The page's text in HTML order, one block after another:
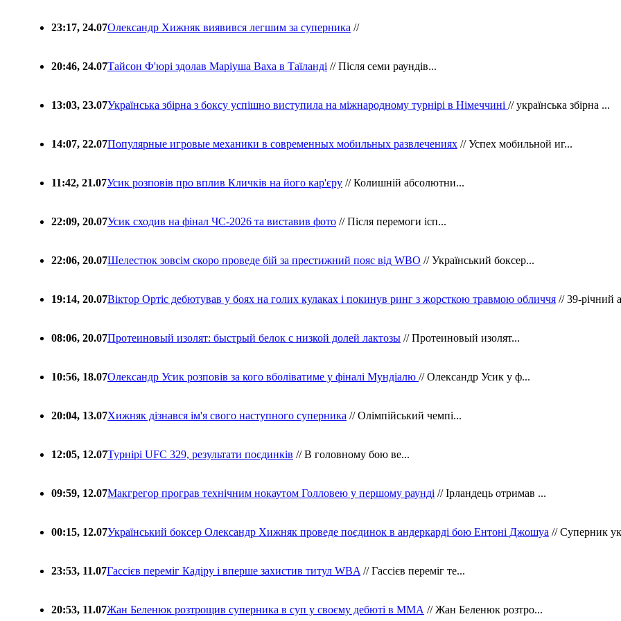
23:17, 24.07Олександр Хижняк виявився легшим за суперника //
20:46, 24.07Тайсон Ф'юрі здолав Маріуша Ваха в Таїланді // Після семи раундів...
13:03, 23.07Українська збірна з боксу успішно виступила на міжнародному турнірі в Німеччині // українська збірна ...
14:07, 22.07Популярные игровые механики в современных мобильных развлечениях // Успех мобильной иг...
11:42, 21.07Усик розповів про вплив Кличків на його кар'єру // Колишній абсолютни...
22:09, 20.07Усик сходив на фінал ЧС-2026 та виставив фото // Після перемоги ісп...
22:06, 20.07Шелестюк зовсім скоро проведе бій за престижний пояс від WBO // Український боксер...
19:14, 20.07Віктор Ортіс дебютував у боях на голих кулаках і покинув ринг з жорсткою травмою обличчя // 39-річний
08:06, 20.07Протеиновый изолят: быстрый белок с низкой долей лактозы // Протеиновый изолят...
10:56, 18.07Олександр Усик розповів за кого вболіватиме у фіналі Мундіалю // Олександр Усик у ф...
20:04, 13.07Хижняк дізнався ім'я свого наступного суперника // Олімпійський чемпі...
12:05, 12.07Турнірі UFC 329, результати поєдинків // В головному бою ве...
09:59, 12.07Макгрегор програв технічним нокаутом Голловею у першому раунді // Ірландець отримав ...
00:15, 12.07Український боксер Олександр Хижняк проведе поєдинок в андеркарді бою Ентоні Джошуа // Суперник
23:53, 11.07Гассієв переміг Кадіру і вперше захистив титул WBA // Гассієв переміг те...
20:53, 11.07Жан Беленюк розтрощив суперника в суп у своєму дебюті в ММА // Жан Беленюк розтро...